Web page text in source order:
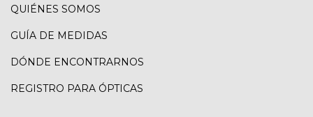
QUIÉNES SOMOS
GUÍA DE MEDIDAS
DÓNDE ENCONTRARNOS
REGISTRO PARA ÓPTICAS